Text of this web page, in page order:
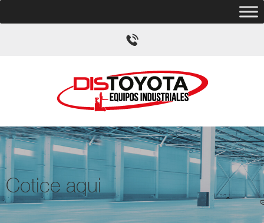
Cotice aqui